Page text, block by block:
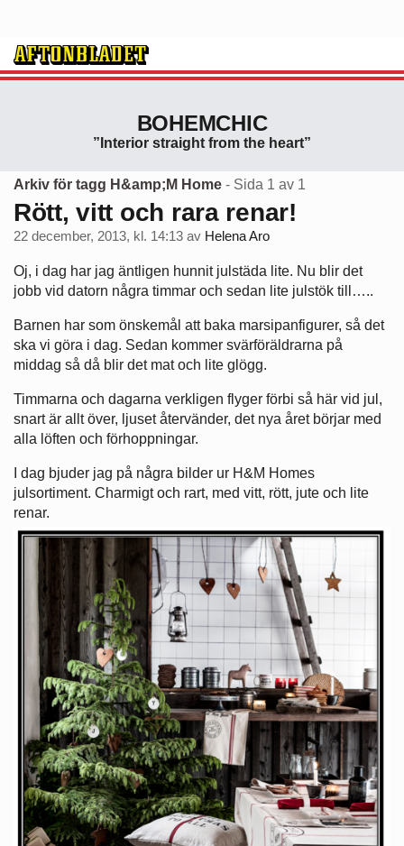
BOHEMCHIC
”Interior straight from the heart”
Arkiv för tagg H&amp;M Home - Sida 1 av 1
Rött, vitt och rara renar!
22 december, 2013, kl. 14:13 av Helena Aro
Oj, i dag har jag äntligen hunnit julstäda lite. Nu blir det
jobb vid datorn några timmar och sedan lite julstök till…..
Barnen har som önskemål att baka marsipanfigurer, så det
ska vi göra i dag. Sedan kommer svärföräldrarna på
middag så då blir det mat och lite glögg.
Timmarna och dagarna verkligen flyger förbi så här vid jul,
snart är allt över, ljuset återvänder, det nya året börjar med
alla löften och förhoppningar.
I dag bjuder jag på några bilder ur H&M Homes
julsortiment. Charmigt och rart, med vitt, rött, jute och lite
renar.